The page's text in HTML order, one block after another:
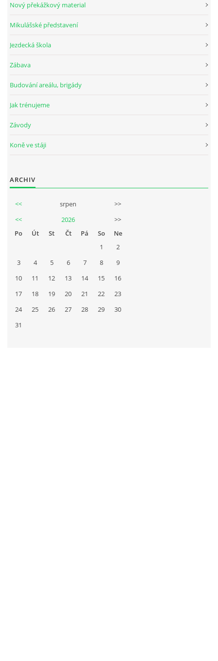
Nový překážkový material
Mikulášské představení
Jezdecká škola
Zábava
Budování areálu, brigády
Jak trénujeme
Závody
Koně ve stáji
ARCHIV
<< srpen
>>
<<
2026
>>
Po
Út St Čt Pá So
Ne
1
2
3
4 5 6 7 8
9
10
11 12 13 14 15
16
17
18 19 20 21 22
23
24
25 26 27 28 29
30
31